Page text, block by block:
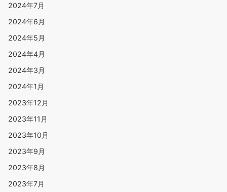
2024年7月
2024年6月
2024年5月
2024年4月
2024年3月
2024年1月
2023年12月
2023年11月
2023年10月
2023年9月
2023年8月
2023年7月